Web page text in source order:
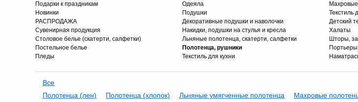
Подарки к праздникам
Новинки
РАСПРОДАЖА
Сувенирная продукция
Столовое белье (скатерти, салфетки)
Постельное белье
Пледы
Одеяла
Подушки
Декоративные подушки и наволочки
Накидки, подушки на стулья и кресла
Льняные полотенца, скатерти, салфетки
Полотенца, рушники
Текстиль для кухни
Текстиль
Детский
Халаты
Шторы,
Все
Полотенца (лен)
Полотенца (хлопок) Льняные умягченные полотенца Махровые